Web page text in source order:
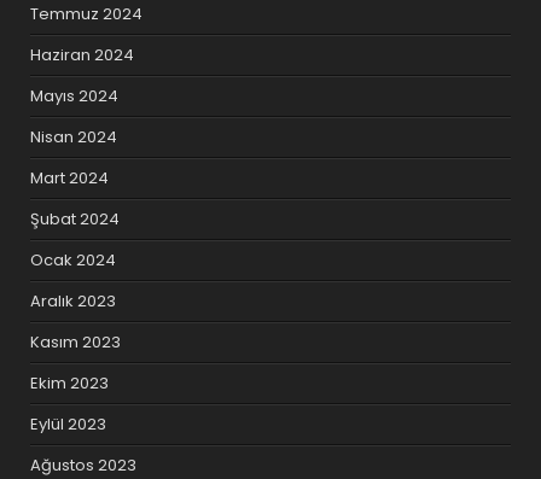
Temmuz 2024
Haziran 2024
Mayıs 2024
Nisan 2024
Mart 2024
Şubat 2024
Ocak 2024
Aralık 2023
Kasım 2023
Ekim 2023
Eylül 2023
Ağustos 2023